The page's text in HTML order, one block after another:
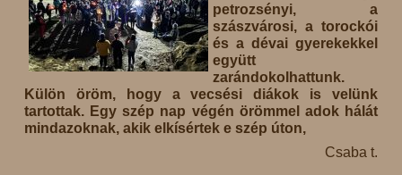
petrozsényi, a
szászvárosi, a torockói
és a dévai gyerekekkel
együtt
zarándokolhattunk.
Külön öröm, hogy a vecsési diákok is velünk
tartottak. Egy szép nap végén örömmel adok hálát
mindazoknak, akik elkísértek e szép úton,
Csaba t.